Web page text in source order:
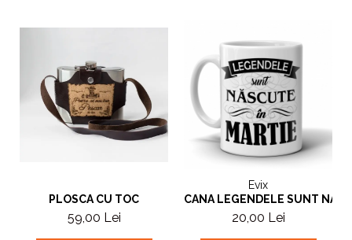
PLOSCA CU TOC
59,00 Lei
Evix
CANA LEGENDELE SUNT
20,00 Lei